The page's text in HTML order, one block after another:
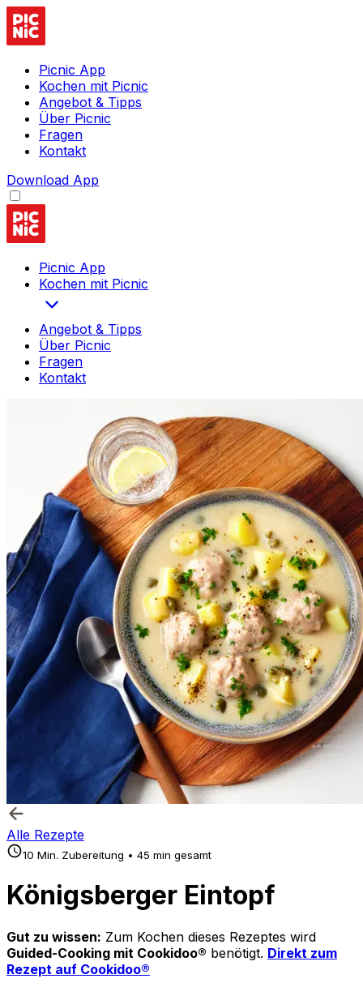
Picnic App
Kochen mit Picnic
Angebot & Tipps
Über Picnic
Fragen
Kontakt
Download App
Picnic App
Kochen mit Picnic
Angebot & Tipps
Über Picnic
Fragen
Kontakt
Alle Rezepte
10 Min. Zubereitung • 45 min gesamt
Königsberger Eintopf
Gut zu wissen: Zum Kochen dieses Rezeptes wird
Guided-Cooking mit Cookidoo® benötigt. Direkt zum
Rezept auf Cookidoo®